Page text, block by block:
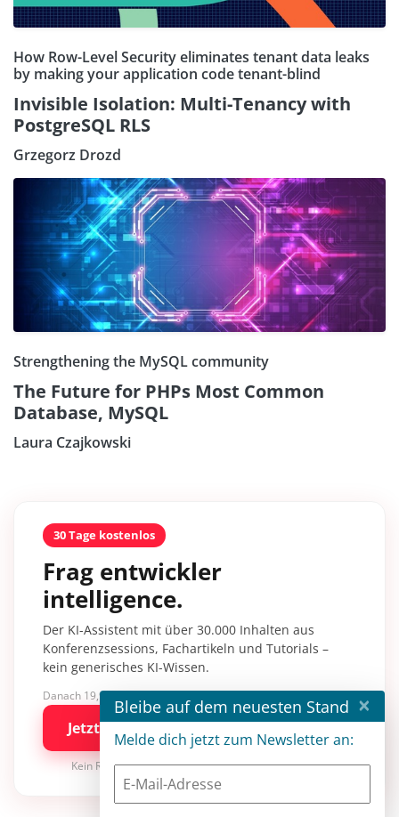
How Row-Level Security eliminates tenant data leaks
by making your application code tenant-blind
Invisible Isolation: Multi-Tenancy with
PostgreSQL RLS
Grzegorz Drozd
Strengthening the MySQL community
The Future for PHPs Most Common
Database, MySQL
Laura Czajkowski
30 Tage kostenlos
Frag entwickler
intelligence.
Der KI-Assistent mit über 30.000 Inhalten aus
Konferenzsessions, Fachartikeln und Tutorials –
kein generisches KI-Wissen.
Danach 19,90 €/Monat mit entwickler.de BASIC
Jetzt kostenlos testen
Kein Risiko · jederzeit kündbar
Bleibe auf dem neuesten Stand ×
Melde dich jetzt zum Newsletter an: